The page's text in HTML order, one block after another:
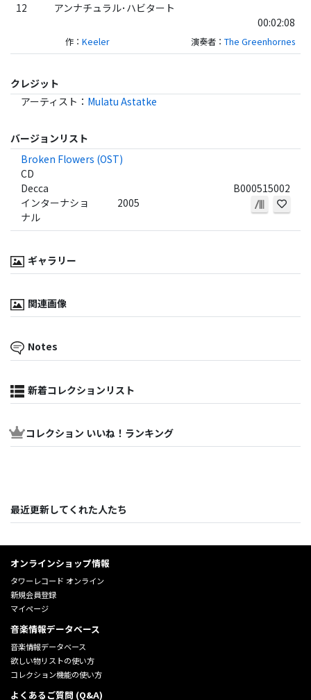
12
アンナチュラル･ハビタート
00:02:08
作： Keeler 演奏者： The Greenhornes
クレジット
アーティスト ： Mulatu Astatke
バージョンリスト
Broken Flowers (OST)
CD
Decca
B000515002
インターナショ
ナル
2005
ギャラリー
関連画像
Notes
新着コレクションリスト
コレクション いいね！ランキング
最近更新してくれた人たち
オンラインショップ情報
タワーレコード オンライン
新規会員登録
マイページ
音楽情報データベース
音楽情報データベース
欲しい物リストの使い方
コレクション機能の使い方
よくあるご質問 (Q&A)